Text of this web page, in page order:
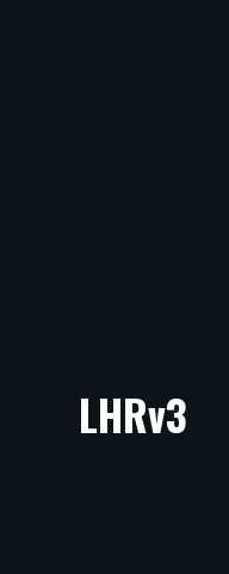
LHRv3